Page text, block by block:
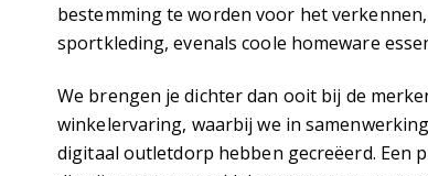
bestemming te worden voor het
sportkleding, evenals coole homeware
We brengen je dichter dan ooit bij de
winkelervaring, waarbij we in
digitaal outletdorp hebben gecreëerd. Een